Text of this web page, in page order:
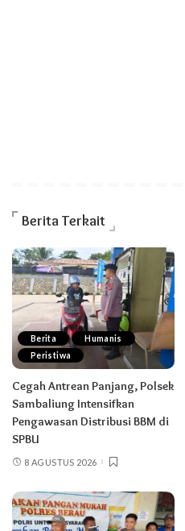
Berita Terkait
Berita
Humanis
Peristiwa
Cegah Antrean Panjang, Polsek
Sambaliung Intensifkan
Pengawasan Distribusi BBM di
SPBU
8 AGUSTUS 2026